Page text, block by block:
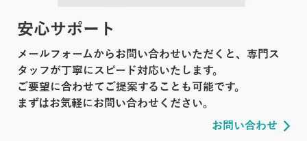
安心サポート
メールフォームからお問い合わせいただくと、専門ス
タッフが丁寧にスピード対応いたします。
ご要望に合わせてご提案することも可能です。
まずはお気軽にお問い合わせください。
お問い合わせ